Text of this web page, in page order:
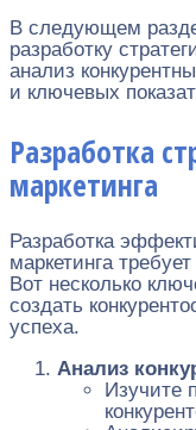
В следующем
разработку
анализ
и ключевых
Разработка
маркетинга
Разработка
маркетинга
Вот несколько
создать
успеха.
Анализ
Изучите